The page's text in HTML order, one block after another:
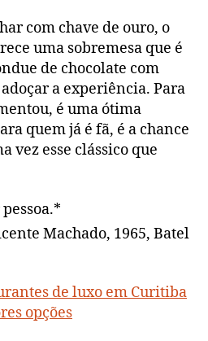
com chave de ouro, o
uma sobremesa que é
de chocolate com
a experiência. Para
é uma ótima
quem já é fã, é a chance
vez esse clássico que
Machado, 1965, Batel
de luxo em Curitiba
opções